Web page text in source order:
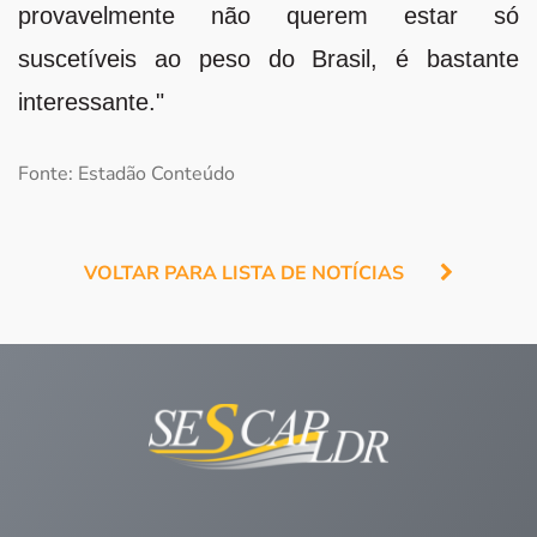
provavelmente não querem estar só
suscetíveis ao peso do Brasil, é bastante
interessante."
Fonte: Estadão Conteúdo
VOLTAR PARA LISTA DE NOTÍCIAS